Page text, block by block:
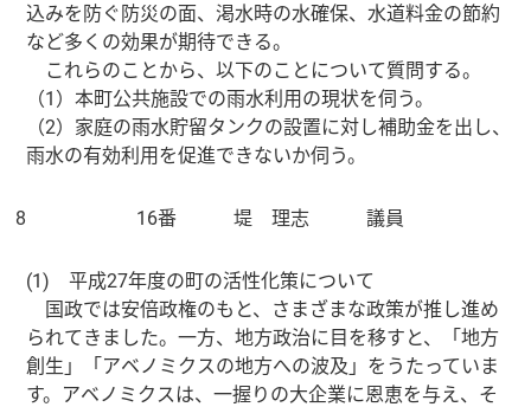
込みを防ぐ防災の面、渇水時の水確保、水道料金の節約
など多くの効果が期待できる。
これらのことから、以下のことについて質問する。
（1）本町公共施設での雨水利用の現状を伺う。
（2）家庭の雨水貯留タンクの設置に対し補助金を出し、
雨水の有効利用を促進できないか伺う。
8 16番 堤 理志 議員
(1) 平成27年度の町の活性化策について
国政では安倍政権のもと、さまざまな政策が推し進め
られてきました。一方、地方政治に目を移すと、「地方
創生」「アベノミクスの地方への波及」をうたっていま
す。アベノミクスは、一握りの大企業に恩恵を与え、そ